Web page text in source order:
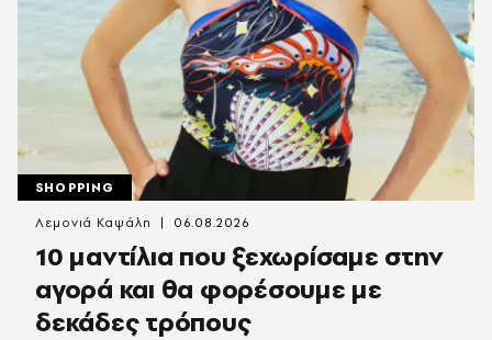
SHOPPING
10 μαντίλια που ξεχωρίσαμε στην
αγορά και θα φορέσουμε με
δεκάδες τρόπους
Λεμονιά Καψάλη 06.08.2026